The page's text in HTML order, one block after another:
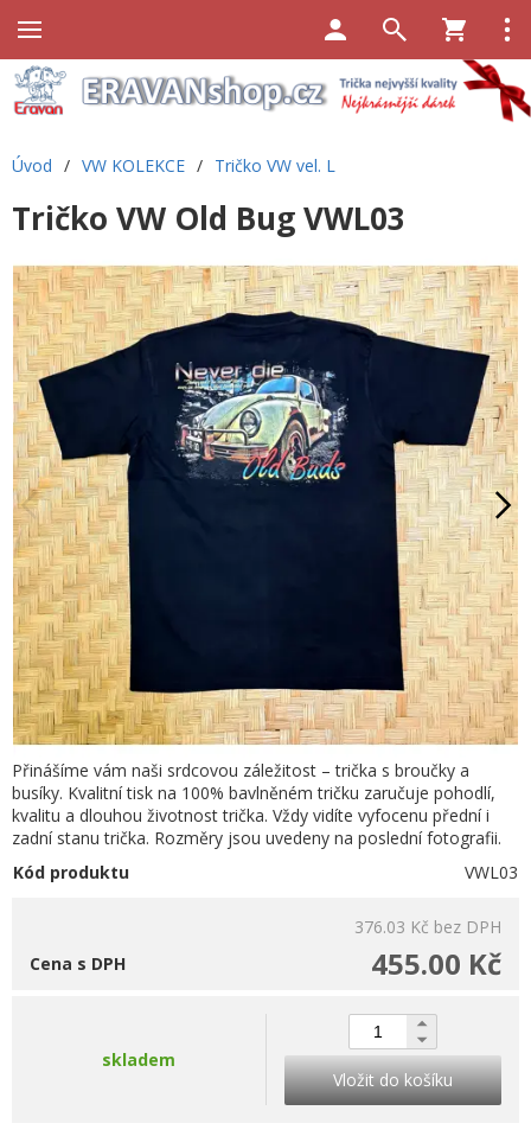
Úvod / VW KOLEKCE / Tričko VW vel. L
Tričko VW Old Bug VWL03
Přinášíme vám naši srdcovou záležitost – trička s broučky a
busíky. Kvalitní tisk na 100% bavlněném tričku zaručuje pohodlí,
kvalitu a dlouhou životnost trička. Vždy vidíte vyfocenu přední i
zadní stanu trička. Rozměry jsou uvedeny na poslední fotografii.
Kód produktu
VWL03
376.03 Kč bez DPH
455.00 Kč
Cena s DPH
skladem
Vložit do košíku